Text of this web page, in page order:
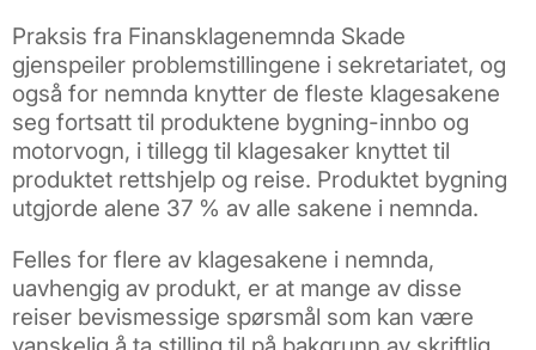
Praksis fra Finansklagenemnda Skade
gjenspeiler problemstillingene i sekretariatet, og
også for nemnda knytter de fleste klagesakene
seg fortsatt til produktene bygning-innbo og
motorvogn, i tillegg til klagesaker knyttet til
produktet rettshjelp og reise. Produktet bygning
utgjorde alene 37 % av alle sakene i nemnda.
Felles for flere av klagesakene i nemnda,
uavhengig av produkt, er at mange av disse
reiser bevismessige spørsmål som kan være